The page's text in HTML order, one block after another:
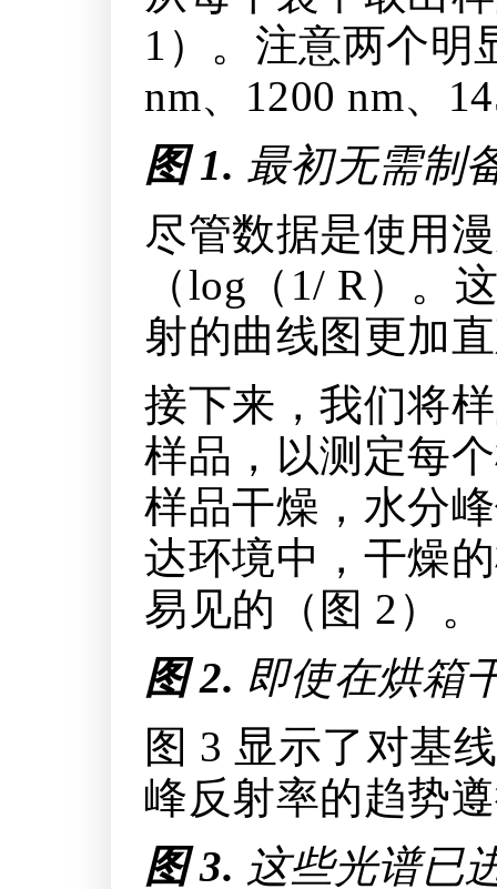
1）。注意两个明
nm、1200 nm、
图 1. 最初无需制
尽管数据是使用
（log（1/ R）。
射的曲线图更加
接下来，我们将
样品，以测定每
样品干燥，水分
达环境中，干燥
易见的（图 2）。
图 2. 即使在烘箱
图 3 显示了对基
峰反射率的趋势
图 3. 这些光谱已